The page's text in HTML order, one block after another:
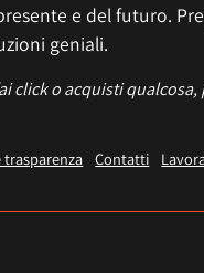
e del futuro.
geniali.
click o acquisti
trasparenza Contatti